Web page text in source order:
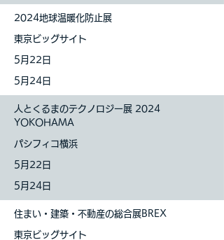
2024地球温暖化防止展
東京ビッグサイト
5月22日
5月24日
人とくるまのテクノロジー展 2024
YOKOHAMA
パシフィコ横浜
5月22日
5月24日
住まい・建築・不動産の総合展BREX
東京ビッグサイト